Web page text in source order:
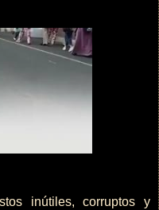
inútiles, corruptos y